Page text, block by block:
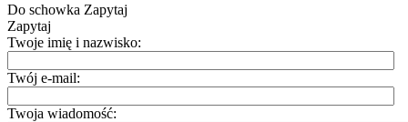
Do schowka Zapytaj
Zapytaj
Twoje imię i nazwisko:
Twój e-mail:
Twoja wiadomość: